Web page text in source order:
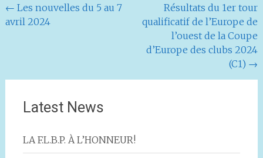
Navigation
de
← Les nouvelles du 5 au 7
avril 2024
Résultats du 1er tour
qualificatif de l’Europe de
l’ouest de la Coupe
d’Europe des clubs 2024
(C1) →
Latest News
LA F.L.B.P. À L’HONNEUR!